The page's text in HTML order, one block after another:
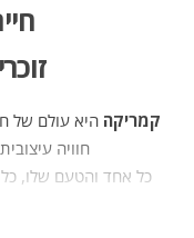
קמריקה היא עולם של
חוויה
כל אחד והטעם שלו,
העיצוב של קמריקה